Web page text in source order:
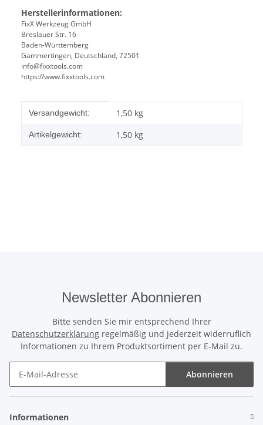
Herstellerinformationen:
FixX Werkzeug GmbH
Breslauer Str. 16
Baden-Württemberg
Gammertingen, Deutschland, 72501
info@fixxtools.com
https://www.fixxtools.com
Produkteigenschaft
Wert
Versandgewicht: 1,50 kg
Artikelgewicht: 1,50 kg
Newsletter Abonnieren
Bitte senden Sie mir entsprechend Ihrer
Datenschutzerklärung regelmäßig und jederzeit widerruflich
Informationen zu Ihrem Produktsortiment per E-Mail zu.
Abonnieren
Informationen